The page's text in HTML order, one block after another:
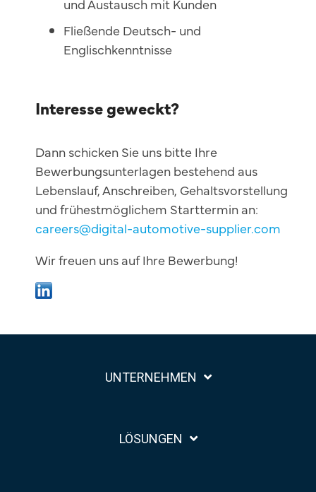
und Austausch mit Kunden
Fließende Deutsch- und
Englischkenntnisse
Interesse geweckt?
Dann schicken Sie uns bitte Ihre
Bewerbungsunterlagen bestehend aus
Lebenslauf, Anschreiben, Gehaltsvorstellung
und frühestmöglichem Starttermin an:
careers@digital-automotive-supplier.com
Wir freuen uns auf Ihre Bewerbung!
UNTERNEHMEN
LÖSUNGEN